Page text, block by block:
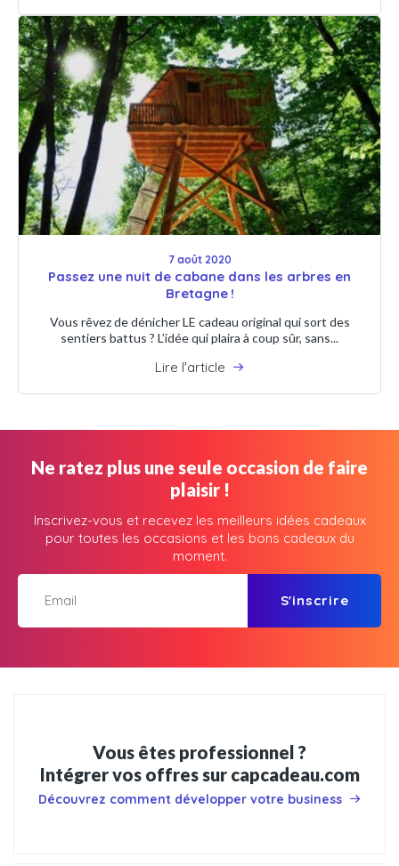
7 août 2020
Passez une nuit de cabane dans les arbres en
Bretagne !
Vous rêvez de dénicher LE cadeau original qui sort des
sentiers battus ? L’idée qui plaira à coup sûr, sans...
Lire l'article
Ne ratez plus une seule occasion de faire
plaisir !
Inscrivez-vous et recevez les meilleurs idées cadeaux
pour toutes les occasions et les bons cadeaux du
moment.
S'inscrire
Vous êtes professionnel ?
Intégrer vos offres sur capcadeau.com
Découvrez comment développer votre business